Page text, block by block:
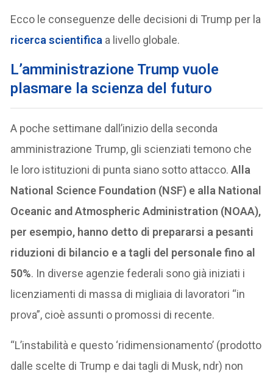
Ecco le conseguenze delle decisioni di Trump per la
ricerca scientifica a livello globale.
L’amministrazione Trump vuole
plasmare la scienza del futuro
A poche settimane dall’inizio della seconda
amministrazione Trump, gli scienziati temono che
le loro istituzioni di punta siano sotto attacco.Alla
National Science Foundation (NSF) e alla National
Oceanic and Atmospheric Administration (NOAA),
per esempio, hanno detto di prepararsi a pesanti
riduzioni di bilancio e a tagli del personale fino al
50%. In diverse agenzie federali sono già iniziati i
licenziamenti di massa di migliaia di lavoratori “in
prova”, cioè assunti o promossi di recente.
“L’instabilità e questo ‘ridimensionamento’ (prodotto
dalle scelte di Trump e dai tagli di Musk, ndr) non